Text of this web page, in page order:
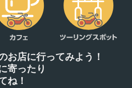
お店に行ってみよう！
寄ったり
ね！